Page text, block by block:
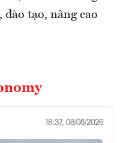
tạo, nâng cao
18:37, 08/08/2026